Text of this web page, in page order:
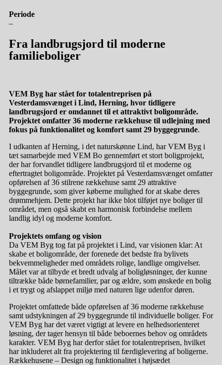
Periode
–
Fra landbrugsjord til moderne
familieboliger
VEM Byg har stået for totalentreprisen på
Vesterdamsvænget i Lind, Herning, hvor tidligere
landbrugsjord er omdannet til et attraktivt boligområde.
Projektet omfatter 36 moderne rækkehuse til udlejning med
fokus på funktionalitet og komfort samt 29 byggegrunde.
I udkanten af Herning, i det naturskønne Lind, har VEM Byg i
tæt samarbejde med VEM Bo gennemført et stort boligprojekt,
der har forvandlet tidligere landbrugsjord til et moderne og
eftertragtet boligområde. Projektet på Vesterdamsvænget omfatter
opførelsen af 36 stilrene rækkehuse samt 29 attraktive
byggegrunde, som giver køberne mulighed for at skabe deres
drømmehjem. Dette projekt har ikke blot tilføjet nye boliger til
området, men også skabt en harmonisk forbindelse mellem
landlig idyl og moderne komfort.
Projektets omfang og vision
Da VEM Byg tog fat på projektet i Lind, var visionen klar: At
skabe et boligområde, der forenede det bedste fra bylivets
bekvemmeligheder med områdets rolige, landlige omgivelser.
Målet var at tilbyde et bredt udvalg af boligløsninger, der kunne
tiltrække både børnefamilier, par og ældre, som ønskede en bolig
i et trygt og afslappet miljø med naturen lige udenfor døren.
Projektet omfattede både opførelsen af 36 moderne rækkehuse
samt udstykningen af 29 byggegrunde til individuelle boliger. For
VEM Byg har det været vigtigt at levere en helhedsorienteret
løsning, der tager hensyn til både beboernes behov og områdets
karakter. VEM Byg har derfor stået for totalentreprisen, hvilket
har inkluderet alt fra projektering til færdiglevering af boligerne.
Rækkehusene – Design og funktionalitet i højsædet